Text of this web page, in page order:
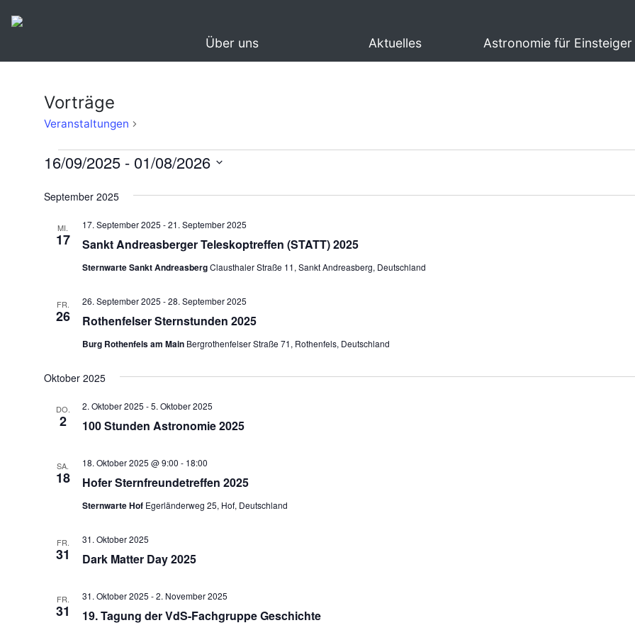
Über uns Aktuelles Astronomie für Einsteiger
Vorträge
Veranstaltungen
Veranstaltungen
16/09/2025 - 01/08/2026
wählen.
September 2025
MI.
17 Sankt Andreasberger Teleskoptreffen (STATT) 2025
17. September 2025 -21. September 2025
Sternwarte Sankt AndreasbergClausthaler Straße 11, Sankt Andreasberg, Deutschland
FR.
26 Rothenfelser Sternstunden 2025
26. September 2025 -28. September 2025
Burg Rothenfels am Main Bergrothenfelser Straße 71, Rothenfels, Deutschland
Oktober 2025
DO.
2 100 Stunden Astronomie 2025
2. Oktober 2025 -5. Oktober 2025
SA.
18 Hofer Sternfreundetreffen 2025
18. Oktober 2025 @ 9:00 - 18:00
Sternwarte Hof Egerländerweg 25, Hof, Deutschland
FR.
31 Dark Matter Day 2025
31. Oktober 2025
FR.
31 19. Tagung der VdS-Fachgruppe Geschichte
31. Oktober 2025 -2. November 2025